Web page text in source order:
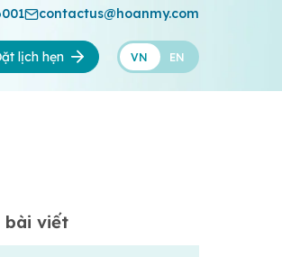
contactus@hoanmy.com
lịch hẹn VN EN
bài viết